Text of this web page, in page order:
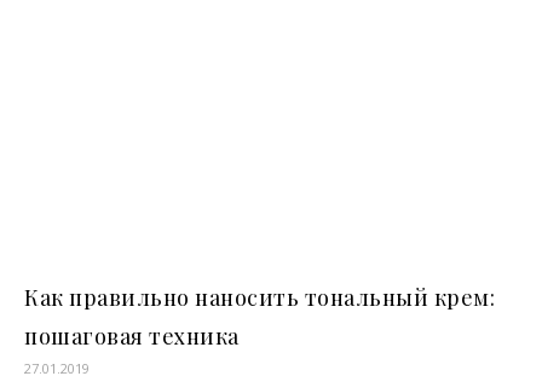
Как правильно наносить тональный крем:
пошаговая техника
27.01.2019